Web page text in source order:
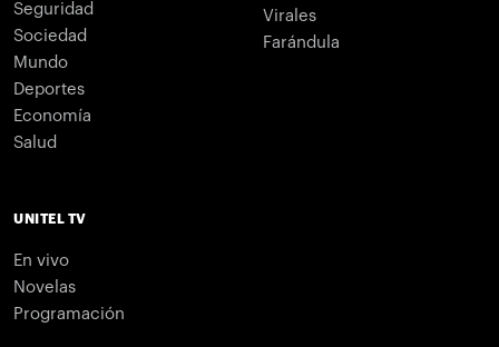
Seguridad
Sociedad
Mundo
Deportes
Economía
Salud
Virales
Farándula
UNITEL TV
En vivo
Novelas
Programación